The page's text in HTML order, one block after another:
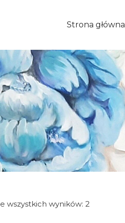
Strona główna
wszystkich wyników: 2